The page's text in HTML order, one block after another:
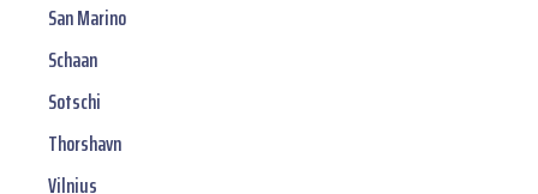
San Marino
Schaan
Sotschi
Thorshavn
Vilnius